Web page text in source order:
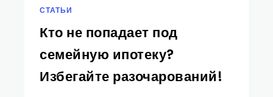
СТАТЬИ
Кто не попадает под
семейную ипотеку?
Избегайте разочарований!